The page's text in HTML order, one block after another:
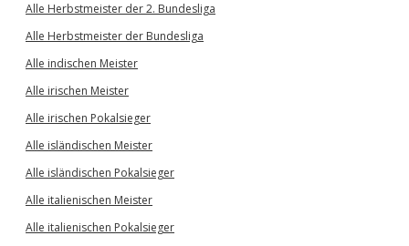
Alle Herbstmeister der 2. Bundesliga
Alle Herbstmeister der Bundesliga
Alle indischen Meister
Alle irischen Meister
Alle irischen Pokalsieger
Alle isländischen Meister
Alle isländischen Pokalsieger
Alle italienischen Meister
Alle italienischen Pokalsieger